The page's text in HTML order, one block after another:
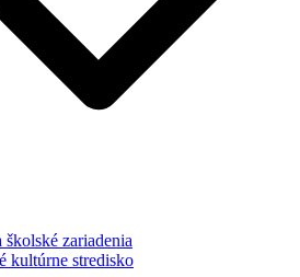
školské zariadenia
kultúrne stredisko